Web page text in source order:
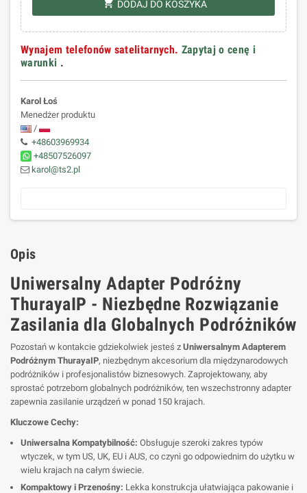
shopping_cart DODAJ DO KOSZYKA
Wynajem telefonów satelitarnych. Zapytaj o cenę i
warunki .
Karol Łoś
Menedżer produktu
/
+48603969934
+48507526097
karol@ts2.pl
Opis
Uniwersalny Adapter Podróżny
ThurayaIP - Niezbędne Rozwiązanie
Zasilania dla Globalnych Podróżników
Pozostań w kontakcie gdziekolwiek jesteś z Uniwersalnym Adapterem
Podróżnym ThurayaIP, niezbędnym akcesorium dla międzynarodowych
podróżników i profesjonalistów biznesowych. Zaprojektowany, aby
sprostać potrzebom globalnych podróżników, ten wszechstronny adapter
zapewnia zasilanie urządzeń w ponad 150 krajach.
Kluczowe Cechy:
Uniwersalna Kompatybilność: Obsługuje szeroki zakres typów
wtyczek, w tym US, UK, EU i AUS, co czyni go odpowiednim do użytku w
wielu krajach na całym świecie.
Kompaktowy i Przenośny: Lekka konstrukcja ułatwiająca pakowanie i